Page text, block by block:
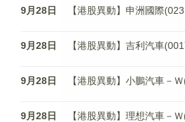
9月28日 【港股異動】申洲國際
9月28日 【港股異動】吉利汽車
9月28日 【港股異動】小鵬汽車－
9月28日 【港股異動】理想汽車－